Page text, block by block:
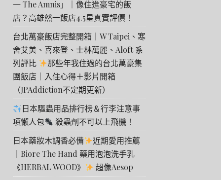
一 The Amnis」｜像住進豪宅的飯
店？高雄然一飯店4.5星真實評價！
台北萬豪飯店完整開箱｜W Taipei、寒
舍艾美、喜來登、士林萬麗、Aloft 系
列評比
那些年我住過的台北萬豪集
團飯店｜入住心得＋影片開箱
（JPAddiction不定期更新）
日本驅蟲用品排行榜＆行李注意事
項懶人包
殺蟲劑不可以上飛機！
日本藥妝木調香必備
近期愛用推薦
｜Biore The Hand 藥用泡泡洗手乳
《HERBAL WOOD》
超像Aesop